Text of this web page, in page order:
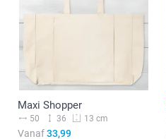
Maxi Shopper
50 36 13 cm
Vanaf33,99